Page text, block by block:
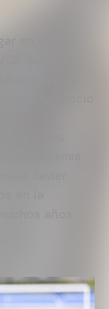
en el
que se
de
fue socio
jóvenes
Academia
Javier
en la
años